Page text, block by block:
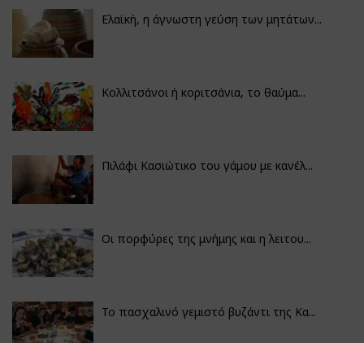
Ελαϊκή, η άγνωστη γεύση των μητάτων...
Κολλιτσάνοι ή κοριτσάνια, το θαύμα...
Πιλάφι Κασιώτικο του γάμου με κανέλ...
Οι πορφύρες της μνήμης και η λειτου...
Το πασχαλινό γεμιστό βυζάντι της Κα...